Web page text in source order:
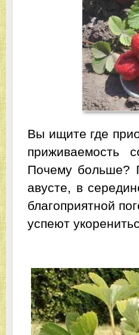
Вы ищите где
приживаемость
Почему больше?
авусте, в
благоприятной
успеют